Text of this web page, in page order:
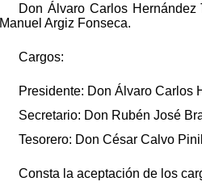
Don Álvaro Carlos
Manuel Argiz Fonseca.
Cargos:
Presidente: Don Álvaro Carlos
Secretario: Don Rubén José
Tesorero: Don César Calvo
Consta la aceptación de los